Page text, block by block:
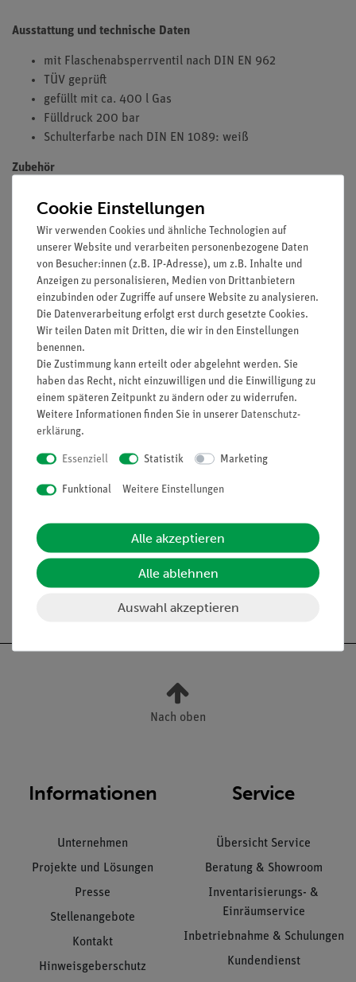
Ausstattung und technische Daten
mit Flaschenabsperrventil nach DIN EN 962
TÜV geprüft
gefüllt mit ca. 400 l Gas
Fülldruck 200 bar
Schulterfarbe nach DIN EN 1089: weiß
Zubehör
Die Druckgasflasche besitzt einen Rundboden und steht
aus diesem Grund nicht selbständig. Es wird daher
empfohlen, sie in einen passenden Ständer für 2 l-
Stahlflaschen einzustellen (41774-00). Ein solcher
Ständer ist nicht im Lieferumfang enthalten.
HINWEIS: Bitte beachten sie, dass wir keine Chemikalien an
Privatpersonen verkaufen. Lt. ChemVerbotsV geben wir
Chemikalien nur an Wiederverkäufer, berufsmässige
Media / Downloads
Versandkostenfrei ab 300,- €
Nach oben
Informationen
Unternehmen
Projekte und Lösungen
Presse
Stellenangebote
Kontakt
Hinweisgeberschutz
Service
Übersicht Service
Beratung & Showroom
Inventarisierungs- &
Einräumservice
Inbetriebnahme & Schulungen
Kundendienst
Cookie Einstellungen
Wir verwenden Cookies und ähnliche Technologien auf
unserer Website und verarbeiten personenbezogene Daten
von Besucher:innen (z.B. IP-Adresse), um z.B. Inhalte und
Anzeigen zu personalisieren, Medien von Drittanbietern
einzubinden oder Zugriffe auf unsere Website zu analysieren.
Die Datenverarbeitung erfolgt erst durch gesetzte Cookies.
Wir teilen Daten mit Dritten, die wir in den Einstellungen
benennen.
Die Zustimmung kann erteilt oder abgelehnt werden. Sie
haben das Recht, nicht einzuwilligen und die Einwilligung zu
einem späteren Zeitpunkt zu ändern oder zu widerrufen.
Weitere Informationen finden Sie in unserer Daten­schutz­
erklärung.
Essenziell Statistik Marketing
Funktional Weitere Einstellungen
Alle akzeptieren
Alle ablehnen
Auswahl akzeptieren